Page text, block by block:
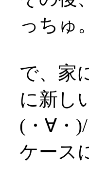
っちゅ。
で、家
に新し
(・∀・
ケース